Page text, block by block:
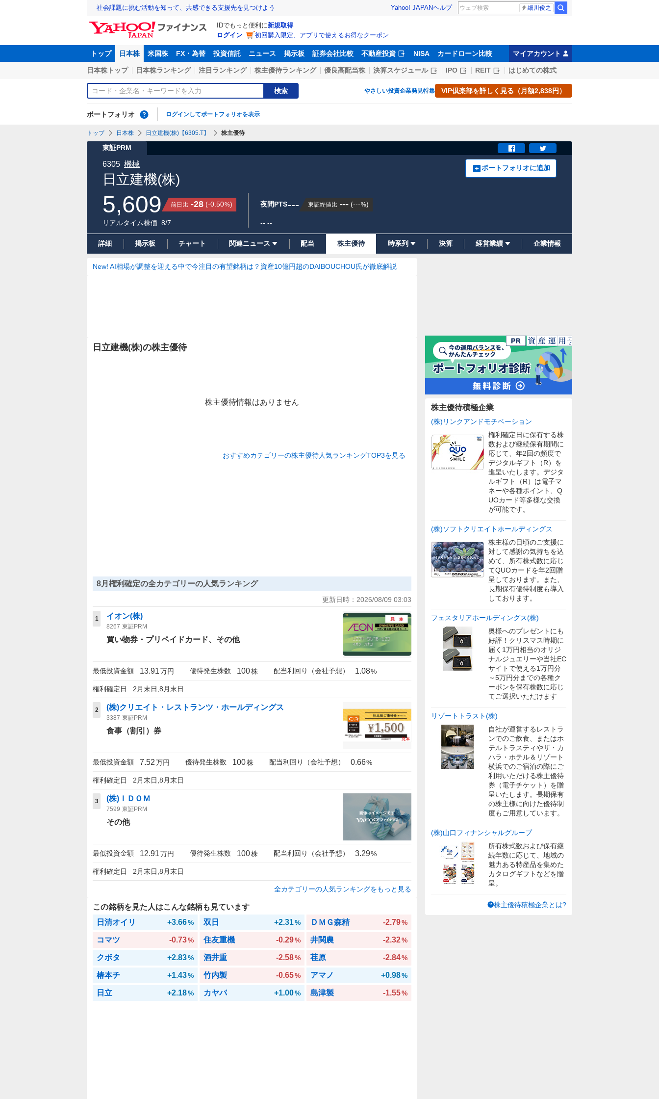
社会課題に挑む活動を知って、共感できる支援先を見つけよう Yahoo! JAPANヘルプ 細川俊之
IDでもっと便利に新規取得
ログイン
初回購入限定、アプリで使えるお得なクーポン
トップ 日本株 米国株 FX・為替 投資信託 ニュース 掲示板 証券会社比較 不動産投資 NISA カードローン比較 マイアカウント
日本株トップ 日本株ランキング 注目ランキング 株主優待ランキング 優良高配当株 決算スケジュール IPO REIT はじめての株式
検索 やさしい投資企業発見特集 VIP倶楽部を詳しく見る（月額2,838円）
ポートフォリオ ログインしてポートフォリオを表示
トップ 日本株 日立建機(株)【6305.T】 株主優待
東証PRM
日立建機(株)
6305 機械 ポートフォリオに追加
5,609 前日比 -28 (-0.50%)
リアルタイム株価 8/7
夜間PTS--- 東証終値比 --- (---%)
--:--
詳細 掲示板 チャート 関連ニュース 配当 株主優待 時系列 決算 経営業績 企業情報
New! AI相場が調整を迎える中で今注目の有望銘柄は？資産10億円超のDAIBOUCHOU氏が徹底解説
日立建機(株)の株主優待
株主優待情報はありません
おすすめカテゴリーの株主優待人気ランキングTOP3を見る
8月権利確定の全カテゴリーの人気ランキング
更新日時： 2026/08/09 03:03
1 イオン(株)
8267 東証PRM
買い物券・プリペイドカード その他
最低投資金額 13.91万円 優待発生株数 100株 配当利回り（会社予想） 1.08%
権利確定日 2月末日,8月末日
2 (株)クリエイト・レストランツ・ホールディングス
3387 東証PRM
食事（割引）券
最低投資金額 7.52万円 優待発生株数 100株 配当利回り（会社予想） 0.66%
権利確定日 2月末日,8月末日
3 (株)ＩＤＯＭ
7599 東証PRM
その他
最低投資金額 12.91万円 優待発生株数 100株 配当利回り（会社予想） 3.29%
権利確定日 2月末日,8月末日
全カテゴリーの人気ランキングをもっと見る
この銘柄を見た人はこんな銘柄も見ています
日清オイリ
+3.66% 双日 +2.31% ＤＭＧ森精 -2.79%
コマツ -0.73% 住友重機 -0.29% 井関農 -2.32%
クボタ +2.83% 酒井重 -2.58% 荏原 -2.84%
椿本チ +1.43% 竹内製 -0.65% アマノ +0.98%
日立 +2.18% カヤバ +1.00% 島津製 -1.55%
株主優待積極企業
(株)リンクアンドモチベーション
権利確定日に保有する株
数および継続保有期間に
応じて、年2回の頻度で
デジタルギフト（R）を
進呈いたします。デジタ
ルギフト（R）は電子マ
ネーや各種ポイント、Q
UOカード等多様な交換
が可能です。
(株)ソフトクリエイトホールディングス
株主様の日頃のご支援に
対して感謝の気持ちを込
めて、所有株式数に応じ
てQUOカードを年2回贈
呈しております。また、
長期保有優待制度も導入
しております。
フェスタリアホールディングス(株)
奥様へのプレゼントにも
好評！クリスマス時期に
届く1万円相当のオリジ
ナルジュエリーや当社EC
サイトで使える1万円分
～5万円分までの各種ク
ーポンを保有株数に応じ
てご選択いただけます
リゾートトラスト(株)
自社が運営するレストラ
ンでのご飲食、またはホ
テルトラスティやザ・カ
ハラ・ホテル＆リゾート
横浜でのご宿泊の際にご
利用いただける株主優待
券（電子チケット）を贈
呈いたします。長期保有
の株主様に向けた優待制
度もご用意しています。
(株)山口フィナンシャルグループ
所有株式数および保有継
続年数に応じて、地域の
魅力ある特産品を集めた
カタログギフトなどを贈
呈。
株主優待積極企業とは?